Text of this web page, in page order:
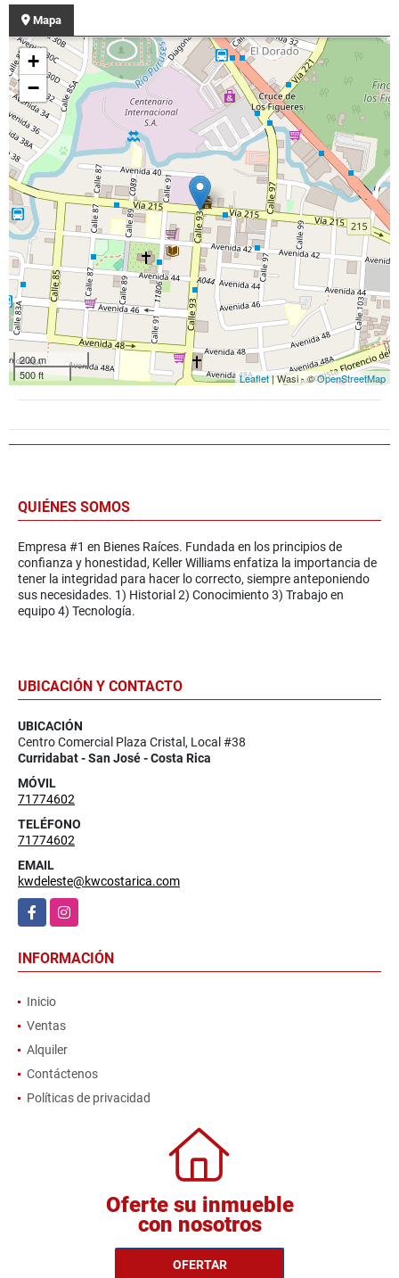
Mapa
+
−
200 m
500 ft
Leaflet| Wasi - ©OpenStreetMap
QUIÉNES SOMOS
Empresa #1 en Bienes Raíces. Fundada en los principios de
confianza y honestidad, Keller Williams enfatiza la importancia de
tener la integridad para hacer lo correcto, siempre anteponiendo
sus necesidades. 1) Historial 2) Conocimiento 3) Trabajo en
equipo 4) Tecnología.
UBICACIÓN Y CONTACTO
UBICACIÓN
Centro Comercial Plaza Cristal, Local #38
Curridabat - San José - Costa Rica
MÓVIL
71774602
TELÉFONO
71774602
EMAIL
kwdeleste@kwcostarica.com
FacebookInstagram
INFORMACIÓN
Inicio
Ventas
Alquiler
Contáctenos
Políticas de privacidad
Oferte su inmueble
con nosotros
OFERTAR